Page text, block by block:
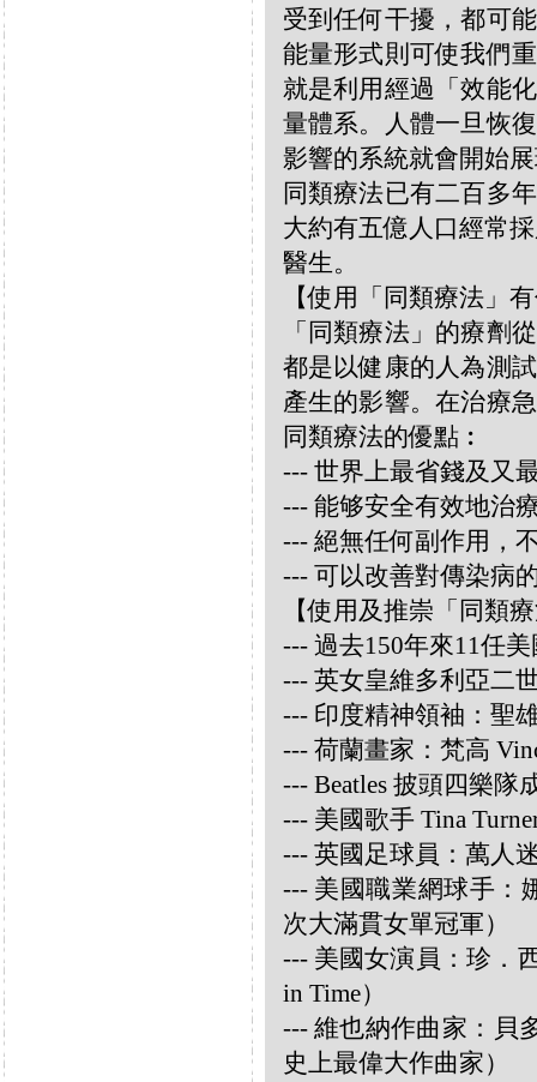
受到任何干擾，都可
能量形式則可使我們
就是利用經過「效能
量體系。人體一旦恢
影響的系統就會開始
同類療法已有二百多
大約有五億人口經常
醫生。
【使用「同類療法」
「同類療法」的療劑
都是以健康的人為測
產生的影響。在治療
同類療法的優點︰
--- 世界上最省錢及又
--- 能够安全有效地治
--- 絕無任何副作用，
--- 可以改善對傳染病
【使用及推崇「同類
--- 過去150年來11任
--- 英女皇維多利亞二
--- 印度精神領袖：聖
--- 荷蘭畫家：梵高
--- Beatles 披頭四樂隊
--- 美國歌手 Tina
--- 英國足球員：萬人
--- 美國職業網球手：
次大滿貫女單冠軍）
--- 美國女演員：珍．
in Time）
--- 維也納作曲家：貝
史上最偉大作曲家）